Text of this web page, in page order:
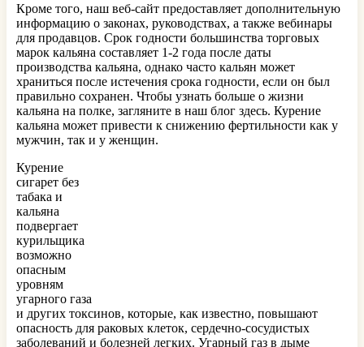
Кроме того, наш веб-сайт предоставляет дополнительную
информацию о законах, руководствах, а также вебинары
для продавцов. Срок годности большинства торговых
марок кальяна составляет 1-2 года после даты
производства кальяна, однако часто кальян может
храниться после истечения срока годности, если он был
правильно сохранен. Чтобы узнать больше о жизни
кальяна на полке, загляните в наш блог здесь. Курение
кальяна может привести к снижению фертильности как у
мужчин, так и у женщин.
Курение
сигарет без
табака и
кальяна
подвергает
курильщика
возможно
опасным
уровням
угарного газа
и других токсинов, которые, как известно, повышают
опасность для раковых клеток, сердечно-сосудистых
заболеваний и болезней легких. Угарный газ в дыме